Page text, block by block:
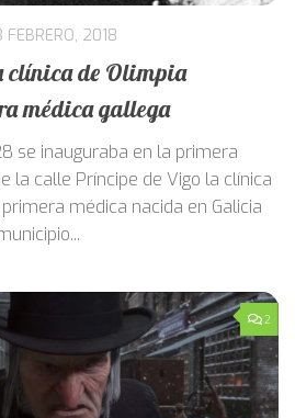
FEBRERO, 2018
clínica de Olimpia
médica gallega
se inauguraba en la primera
la calle Príncipe de Vigo la clínica
médica nacida en Galicia
2